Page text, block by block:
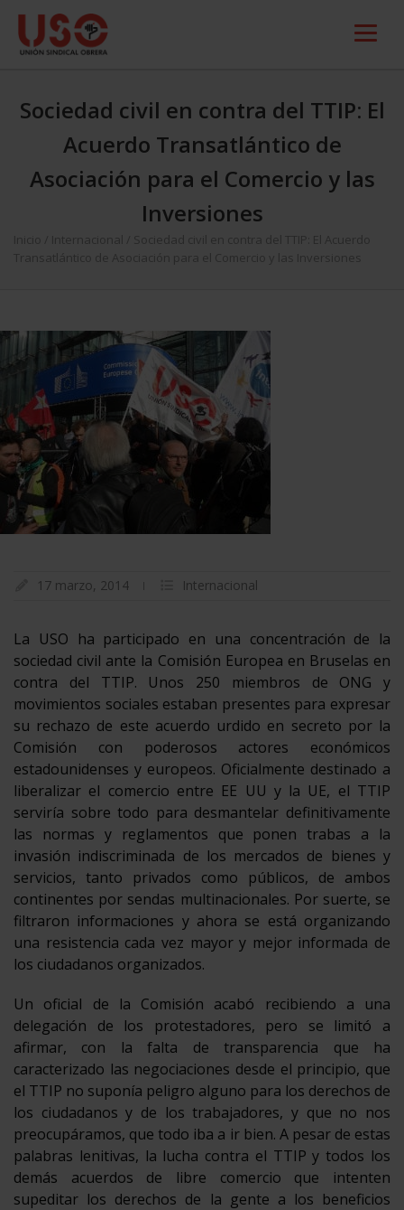
Sociedad civil en contra del TTIP: El
Acuerdo Transatlántico de
Asociación para el Comercio y las
Inversiones
Inicio Internacional
Sociedad civil en contra del TTIP: El Acuerdo
Transatlántico de Asociación para el Comercio y las Inversiones
17 marzo, 2014 Internacional
La USO ha participado en una concentración de la
sociedad civil ante la Comisión Europea en Bruselas en
contra del TTIP. Unos 250 miembros de ONG y
movimientos sociales estaban presentes para expresar
su rechazo de este acuerdo urdido en secreto por la
Comisión con poderosos actores económicos
estadounidenses y europeos. Oficialmente destinado a
liberalizar el comercio entre EE UU y la UE, el TTIP
serviría sobre todo para desmantelar definitivamente
las normas y reglamentos que ponen trabas a la
invasión indiscriminada de los mercados de bienes y
servicios, tanto privados como públicos, de ambos
continentes por sendas multinacionales. Por suerte, se
filtraron informaciones y ahora se está organizando
una resistencia cada vez mayor y mejor informada de
los ciudadanos organizados.
Un oficial de la Comisión acabó recibiendo a una
delegación de los protestadores, pero se limitó a
afirmar, con la falta de transparencia que ha
caracterizado las negociaciones desde el principio, que
el TTIP no suponía peligro alguno para los derechos de
los ciudadanos y de los trabajadores, y que no nos
preocupáramos, que todo iba a ir bien. A pesar de estas
palabras lenitivas, la lucha contra el TTIP y todos los
demás acuerdos de libre comercio que intenten
supeditar los derechos de la gente a los beneficios